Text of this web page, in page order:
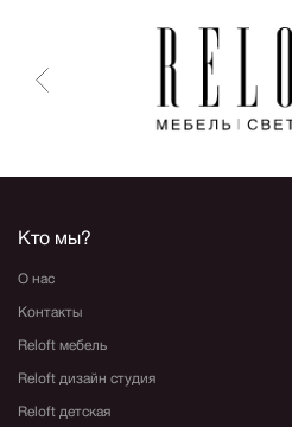
Кто мы?
О нас
Контакты
Reloft мебель
Reloft дизайн студия
Reloft детская